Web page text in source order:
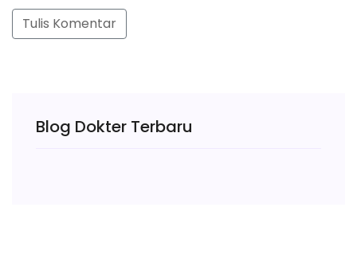
Tulis Komentar
Blog Dokter Terbaru